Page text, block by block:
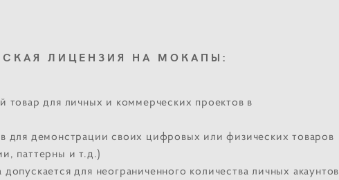
ЛИЦЕНЗИЯ НА МОКАПЫ:
товар для личных и коммерческих проектов в
для демонстрации своих цифровых или физических товаров
паттерны и т.д.)
для неограниченного количества личных акаунтов